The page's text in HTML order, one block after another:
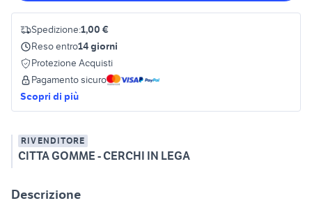
Spedizione:1,00 €
Reso entro14 giorni
Protezione Acquisti
Pagamento sicuro
Scopri di più
RIVENDITORE
CITTA GOMME - CERCHI IN LEGA
Descrizione